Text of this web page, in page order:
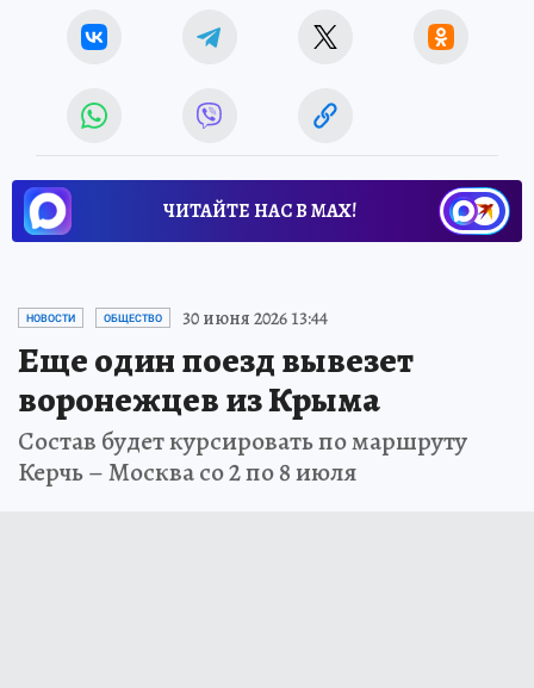
ЧИТАЙТЕ НАС В МАХ!
НОВОСТИ ОБЩЕСТВО 30 июня 2026 13:44
Еще один поезд вывезет
воронежцев из Крыма
Состав будет курсировать по маршруту
Керчь – Москва со 2 по 8 июля